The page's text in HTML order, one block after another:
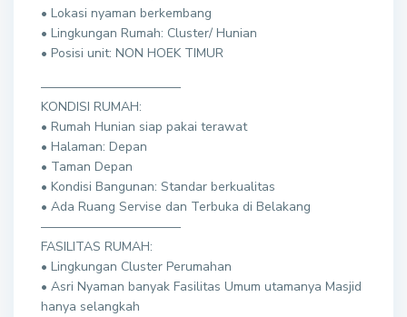
• Lokasi nyaman berkembang
• Lingkungan Rumah: Cluster/ Hunian
• Posisi unit: NON HOEK TIMUR
———————————
KONDISI RUMAH:
• Rumah Hunian siap pakai terawat
• Halaman: Depan
• Taman Depan
• Kondisi Bangunan: Standar berkualitas
• Ada Ruang Servise dan Terbuka di Belakang
———————————
FASILITAS RUMAH:
• Lingkungan Cluster Perumahan
• Asri Nyaman banyak Fasilitas Umum utamanya Masjid
hanya selangkah